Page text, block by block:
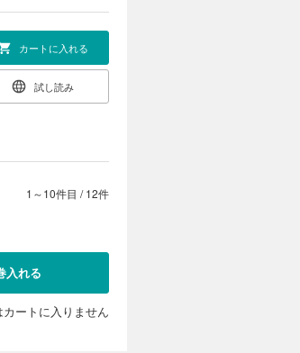
カートに入れる
試し読み
カートに入れる
1～10件目 /12件
入れる
ートに入りません